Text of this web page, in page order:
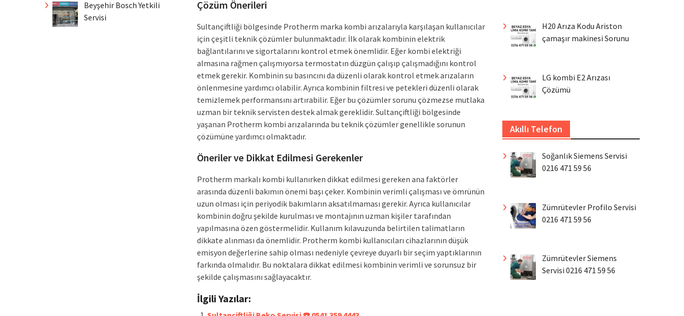
Çözüm Önerileri
Sultançiftliği bölgesinde Protherm marka kombi arızalarıyla karşılaşan kullanıcılar
için çeşitli teknik çözümler bulunmaktadır. İlk olarak kombinin elektrik
bağlantılarını ve sigortalarını kontrol etmek önemlidir. Eğer kombi elektriği
almasına rağmen çalışmıyorsa termostatın düzgün çalışıp çalışmadığını kontrol
etmek gerekir. Kombinin su basıncını da düzenli olarak kontrol etmek arızaların
önlenmesine yardımcı olabilir. Ayrıca kombinin filtresi ve petekleri düzenli olarak
temizlemek performansını artırabilir. Eğer bu çözümler sorunu çözmezse mutlaka
uzman bir teknik servisten destek almak gereklidir. Sultançiftliği bölgesinde
yaşanan Protherm kombi arızalarında bu teknik çözümler genellikle sorunun
çözümüne yardımcı olmaktadır.
Öneriler ve Dikkat Edilmesi Gerekenler
Protherm markalı kombi kullanırken dikkat edilmesi gereken ana faktörler
arasında düzenli bakımın önemi başı çeker. Kombinin verimli çalışması ve ömrünün
uzun olması için periyodik bakımların aksatılmaması gerekir. Ayrıca kullanıcılar
kombinin doğru şekilde kurulması ve montajının uzman kişiler tarafından
yapılmasına özen göstermelidir. Kullanım kılavuzunda belirtilen talimatların
dikkate alınması da önemlidir. Protherm kombi kullanıcıları cihazlarının düşük
emisyon değerlerine sahip olması nedeniyle çevreye duyarlı bir seçim yaptıklarının
farkında olmalıdır. Bu noktalara dikkat edilmesi kombinin verimli ve sorunsuz bir
şekilde çalışmasını sağlayacaktır.
İlgili Yazılar:
H20 Arıza Kodu Ariston
çamaşır makinesi Sorunu
LG kombi E2 Arızası
Çözümü
Akıllı Telefon
Soğanlık Siemens Servisi
0216 471 59 56
Zümrütevler Profilo Servisi
0216 471 59 56
Zümrütevler Siemens
Servisi 0216 471 59 56
Beyşehir Bosch Yetkili
Servisi